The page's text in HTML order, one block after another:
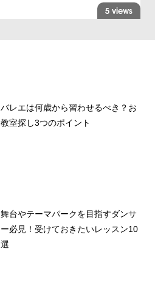
5 views
バレエは何歳から習わせるべき？お
教室探し3つのポイント
舞台やテーマパークを目指すダンサ
ー必見！受けておきたいレッスン10
選